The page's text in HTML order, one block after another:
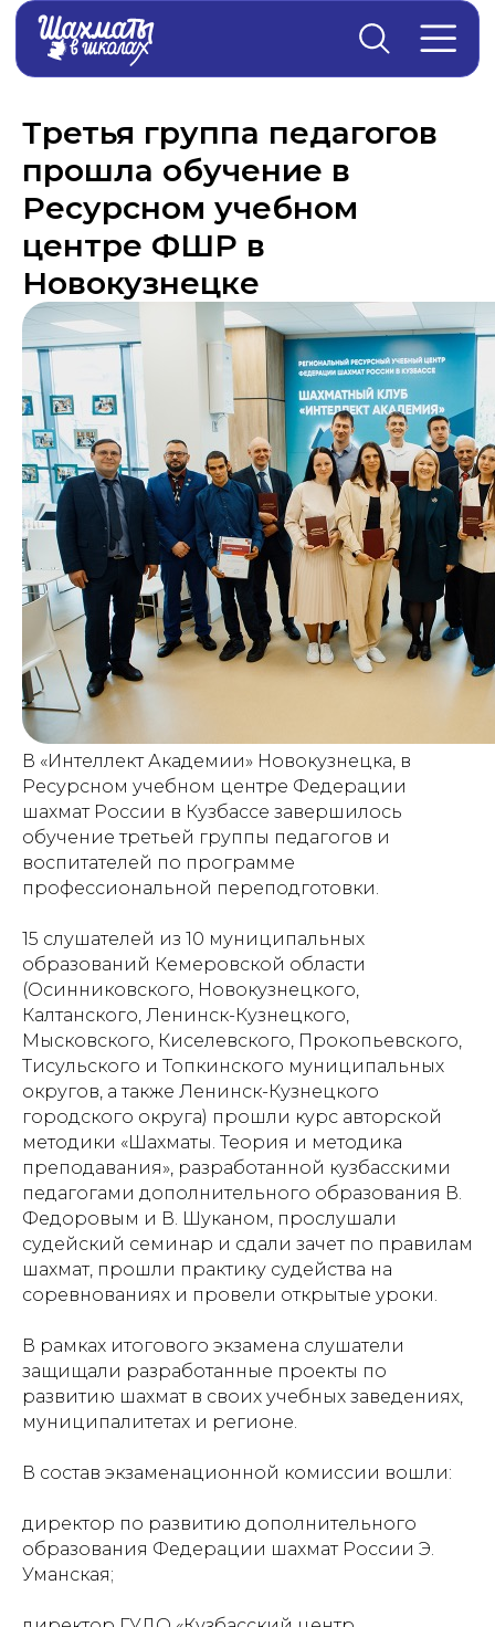
Третья группа педагогов
прошла обучение в
Ресурсном учебном
центре ФШР в
Новокузнецке
В «Интеллект Академии» Новокузнецка, в
Ресурсном учебном центре Федерации
шахмат России в Кузбассе завершилось
обучение третьей группы педагогов и
воспитателей по программе
профессиональной переподготовки.
15 слушателей из 10 муниципальных
образований Кемеровской области
(Осинниковского, Новокузнецкого,
Калтанского, Ленинск-Кузнецкого,
Мысковского, Киселевского, Прокопьевского,
Тисульского и Топкинского муниципальных
округов, а также Ленинск-Кузнецкого
городского округа) прошли курс авторской
методики «Шахматы. Теория и методика
преподавания», разработанной кузбасскими
педагогами дополнительного образования В.
Федоровым и В. Шуканом, прослушали
судейский семинар и сдали зачет по правилам
шахмат, прошли практику судейства на
соревнованиях и провели открытые уроки.
В рамках итогового экзамена слушатели
защищали разработанные проекты по
развитию шахмат в своих учебных заведениях,
муниципалитетах и регионе.
В состав экзаменационной комиссии вошли:
директор по развитию дополнительного
образования Федерации шахмат России Э.
Уманская;